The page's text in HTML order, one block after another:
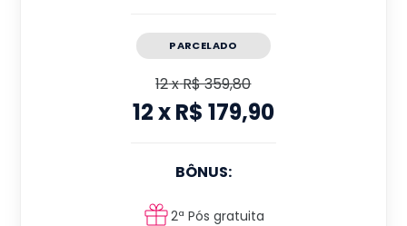
PARCELADO
12xR$ 359,80
12xR$ 179,90
BÔNUS:
2ª Pós gratuita